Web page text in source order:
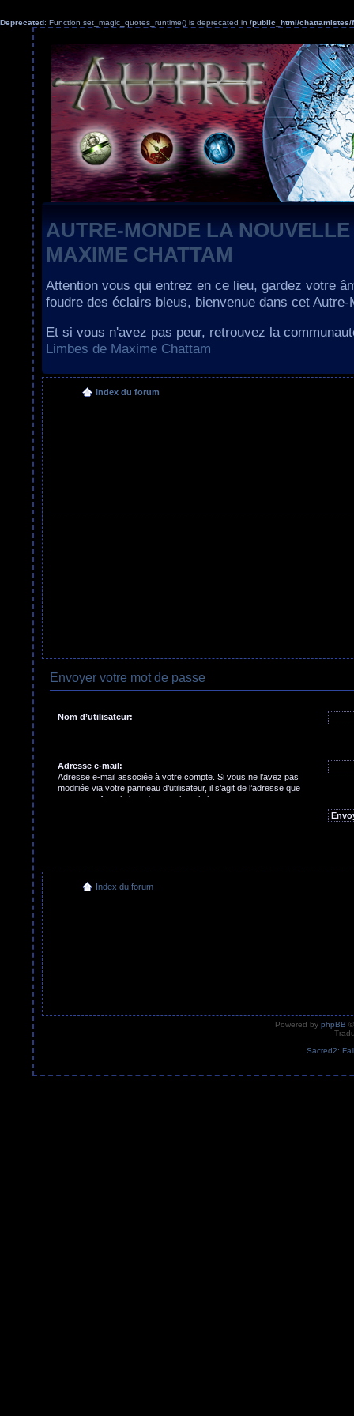
Deprecated: Function set_magic_quotes_runtime() is deprecated in /public_html/chattamistes/
AUTRE-MONDE LA
MAXIME CHATTAM
Attention vous qui entrez en ce lieu, gardez votre
foudre des éclairs bleus, bienvenue dans cet Autre-
Et si vous n'avez pas peur, retrouvez la
Limbes de Maxime Chattam
Index du forum
Envoyer votre mot de passe
Nom d’utilisateur:
Adresse e-mail:
Adresse e-mail associée à votre compte. Si vous ne l’avez pas
modifiée via votre panneau d’utilisateur, il s’agit de l’adresse que
vous avez fournie lors de votre inscription.
Index du forum
Powered by phpBB
Sacred2: